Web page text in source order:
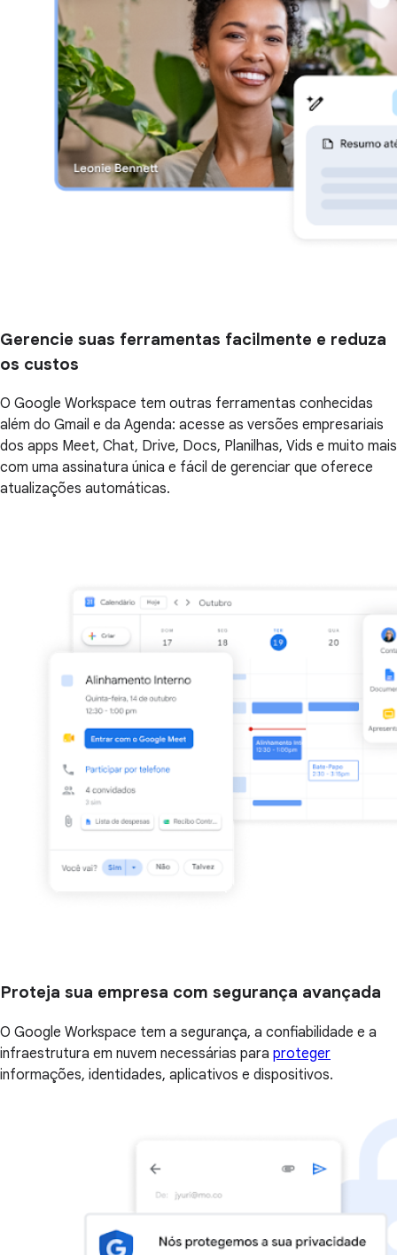
Gerencie suas ferramentas facilmente e reduza
os custos
O Google Workspace tem outras ferramentas conhecidas
além do Gmail e da Agenda: acesse as versões empresariais
dos apps Meet, Chat, Drive, Docs, Planilhas, Vids e muito mais
com uma assinatura única e fácil de gerenciar que oferece
atualizações automáticas.
Proteja sua empresa com segurança avançada
O Google Workspace tem a segurança, a confiabilidade e a
infraestrutura em nuvem necessárias para proteger
informações, identidades, aplicativos e dispositivos.